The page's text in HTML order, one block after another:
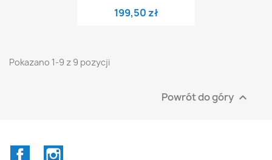
199,50 zł
Pokazano 1-9 z 9 pozycji
Powrót do góry 
Facebook